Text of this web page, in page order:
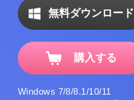
無料ダウンロード
購入する
Windows 7/8/8.1/10/11